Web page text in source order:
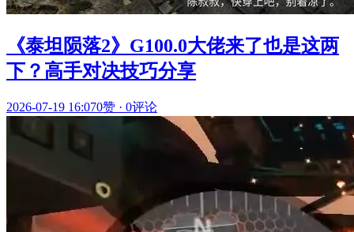
《泰坦陨落2》G100.0大佬来了也是这两
下？高手对决技巧分享
2026-07-19 16:070赞 · 0评论